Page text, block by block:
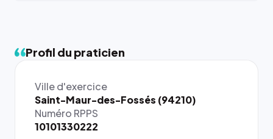
Profil du praticien
Ville d'exercice
Saint-Maur-des-Fossés (94210)
Numéro RPPS
10101330222
{# 40×40
: la taille
rendue par
`.profile-